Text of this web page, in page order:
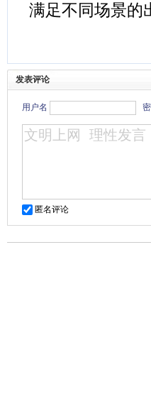
满足不同场景的
发表评论
用户名
匿名评论